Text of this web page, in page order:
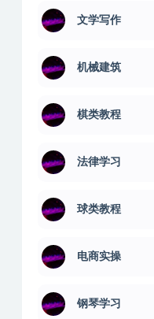
文学写作
机械建筑
棋类教程
法律学习
球类教程
电商实操
钢琴学习